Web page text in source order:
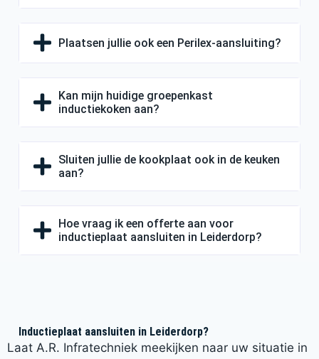
Plaatsen jullie ook een Perilex-aansluiting?
Kan mijn huidige groepenkast
inductiekoken aan?
Sluiten jullie de kookplaat ook in de keuken
aan?
Hoe vraag ik een offerte aan voor
inductieplaat aansluiten in Leiderdorp?
Inductieplaat aansluiten in Leiderdorp?
Laat A.R. Infratechniek meekijken naar uw situatie in